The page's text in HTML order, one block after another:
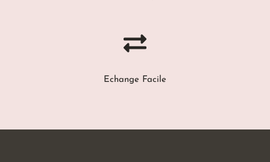
Echange Facile